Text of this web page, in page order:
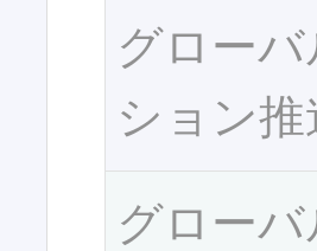
グロー
ション
グロー